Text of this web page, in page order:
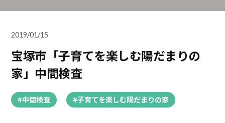
2019/01/15
宝塚市「子育てを楽しむ陽だまりの
家」中間検査
#中間検査 #子育てを楽しむ陽だまりの家